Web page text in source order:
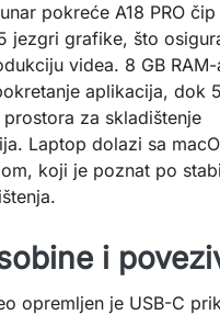
pokreće A18 PRO čip
jezgri grafike, što
videa. 8 GB RAM-
aplikacija, dok
za skladištenje
Laptop dolazi sa
koji je poznat po
i
opremljen je USB-C